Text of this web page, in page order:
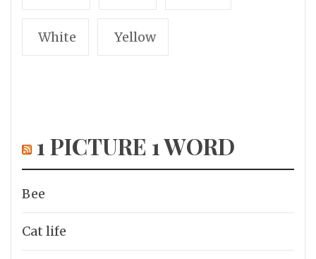
White Yellow
1 PICTURE 1 WORD
Bee
Cat life